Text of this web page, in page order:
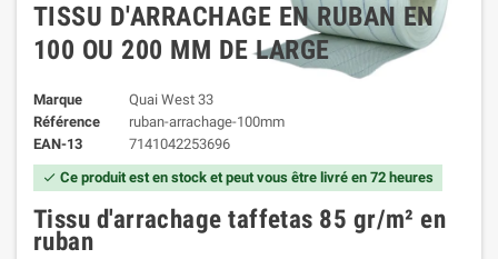
TISSU D'ARRACHAGE EN RUBAN EN
100 OU 200 MM DE LARGE
Marque
Quai West 33
Référence
ruban-arrachage-100mm
EAN-13
7141042253696
 Ce produit est en stock et peut vous être livré en 72 heures
Tissu d'arrachage taffetas 85 gr/m² en
ruban